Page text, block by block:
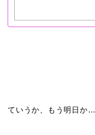
ていうか、もう明日か…